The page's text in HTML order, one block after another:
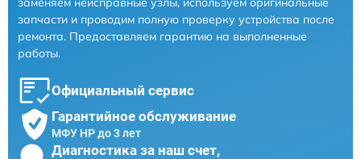
запчасти и проводим полную проверку устройства после
ремонта. Предоставляем гарантию на выполненные
работы.
Официальный сервис
Гарантийное обслуживание
МФУ HP до 3 лет
Диагностика за наш счет,